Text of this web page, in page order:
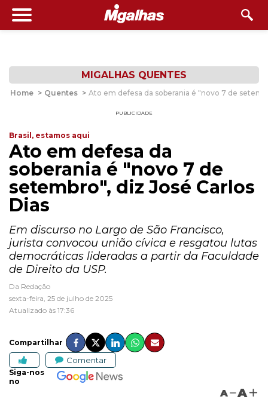
MIGALHAS QUENTES
Home > Quentes > Ato em defesa da soberania é "novo 7 de
PUBLICIDADE
Brasil, estamos aqui
Ato em defesa da
soberania é "novo 7 de
setembro", diz José Carlos
Dias
Em discurso no Largo de São Francisco,
jurista convocou união cívica e resgatou lutas
democráticas lideradas a partir da Faculdade
de Direito da USP.
Da Redação
sexta-feira, 25 de julho de 2025
Atualizado às 17:36
Compartilhar
Comentar
Siga-nos
no
A A